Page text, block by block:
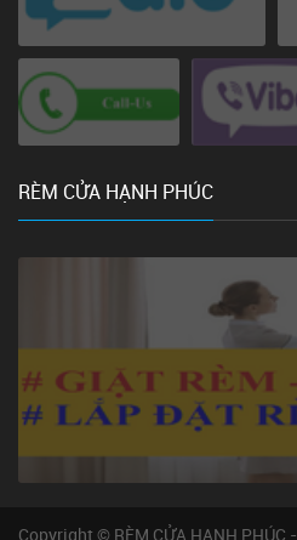
RÈM CỬA HẠNH PHÚC
Copyright © RÈM CỬA HẠNH PHÚC -